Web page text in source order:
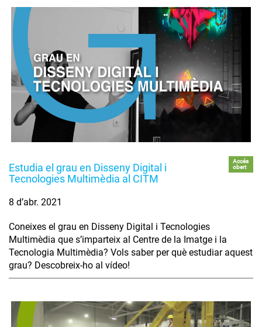
Estudia el grau en Disseny Digital i
Tecnologies Multimèdia al CITM
Accés
obert
8 d’abr. 2021
Coneixes el grau en Disseny Digital i Tecnologies
Multimèdia que s’imparteix al Centre de la Imatge i la
Tecnologia Multimèdia? Vols saber per què estudiar aquest
grau? Descobreix-ho al vídeo!